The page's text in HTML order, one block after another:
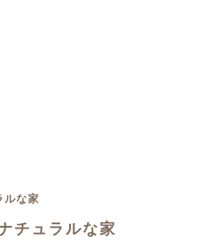
チュラルな家